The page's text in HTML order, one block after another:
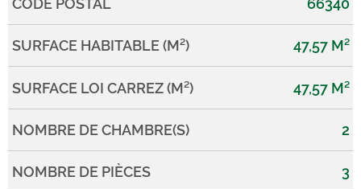
Caractérisque Valeurs
CODE POSTAL 66340
SURFACE HABITABLE (M²) 47,57 M²
SURFACE LOI CARREZ (M²) 47,57 M²
NOMBRE DE CHAMBRE(S) 2
NOMBRE DE PIÈCES 3